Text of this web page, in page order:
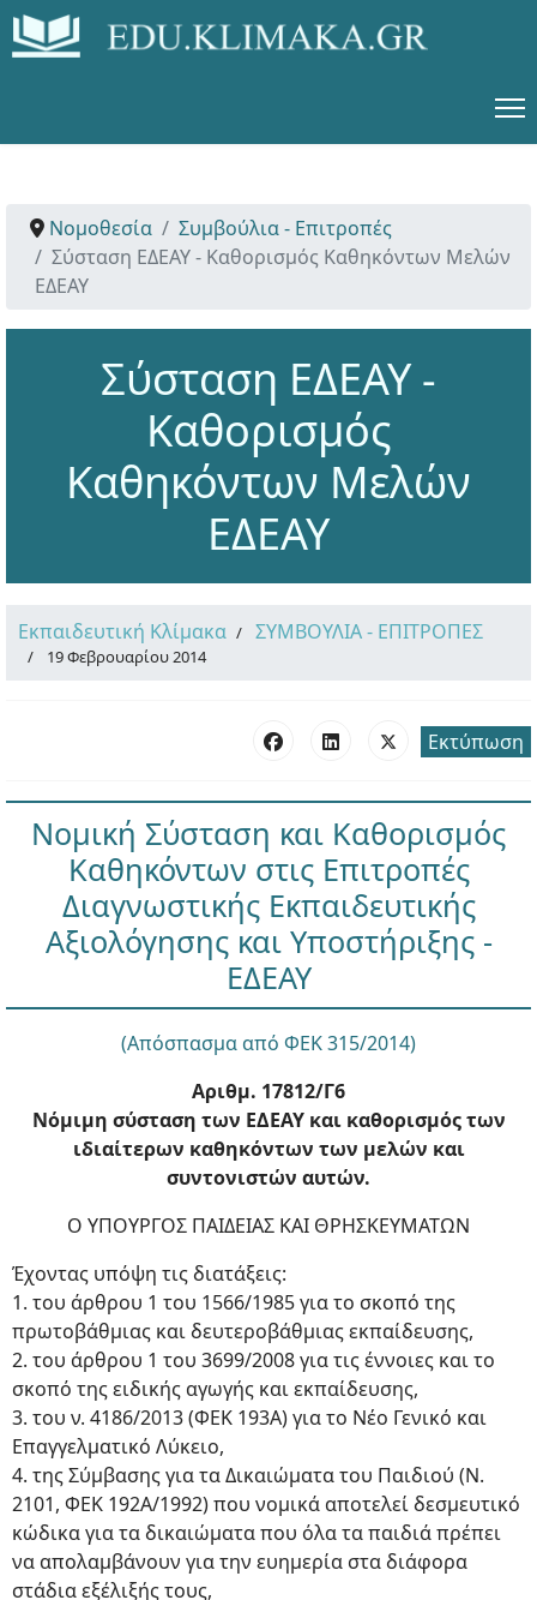
Νομοθεσία
Συμβούλια - Επιτροπές
Σύσταση ΕΔΕΑΥ - Καθορισμός Καθηκόντων Μελών
ΕΔΕΑΥ
Σύσταση ΕΔΕΑΥ -
Καθορισμός
Καθηκόντων Μελών
ΕΔΕΑΥ
Εκπαιδευτική Κλίμακα ΣΥΜΒΟΥΛΙΑ - ΕΠΙΤΡΟΠΕΣ
19 Φεβρουαρίου 2014
Εκτύπωση
Νομική Σύσταση και Καθορισμός
Καθηκόντων στις Επιτροπές
Διαγνωστικής Εκπαιδευτικής
Αξιολόγησης και Υποστήριξης-
ΕΔΕΑΥ
(Απόσπασμα από ΦΕΚ 315/2014)
Αριθμ. 17812/Γ6
Νόμιμη σύσταση των ΕΔΕΑΥ και καθορισμός των
ιδιαίτερων καθηκόντων των μελών και
συντονιστών αυτών.
Ο ΥΠΟΥΡΓΟΣ ΠΑΙΔΕΙΑΣ ΚΑΙ ΘΡΗΣΚΕΥΜΑΤΩΝ
Έχοντας υπόψη τις διατάξεις:
1. του άρθρου 1 του 1566/1985 για το σκοπό της
πρωτοβάθμιας και δευτεροβάθμιας εκπαίδευσης,
2. του άρθρου 1 του 3699/2008 για τις έννοιες και το
σκοπό της ειδικής αγωγής και εκπαίδευσης,
3. του ν. 4186/2013 (ΦΕΚ 193Α) για το Νέο Γενικό και
Επαγγελματικό Λύκειο,
4. της Σύμβασης για τα Δικαιώματα του Παιδιού (Ν.
2101, ΦΕΚ 192Α/1992) που νομικά αποτελεί δεσμευτικό
κώδικα για τα δικαιώματα που όλα τα παιδιά πρέπει
να απολαμβάνουν για την ευημερία στα διάφορα
στάδια εξέλιξής τους,